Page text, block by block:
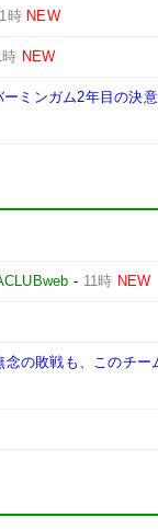
時 NEW
時 NEW
ミンガム2年目の決意
- 11時 NEW
念の敗戦も、このチー